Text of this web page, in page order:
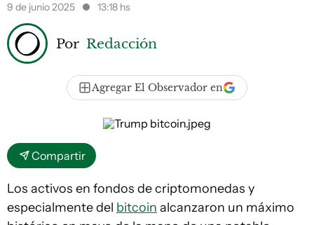
9 de junio 2025 13:18 hs
Por Redacción
Agregar El Observador en
Compartir
Los activos en fondos de criptomonedas y
especialmente del bitcoin alcanzaron un máximo